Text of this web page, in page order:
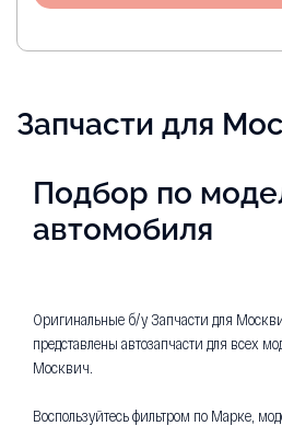
Запчасти для
Подбор по
автомобиля
Оригинальные б/у Запчасти для
представлены автозапчасти для всех
Москвич.
Воспользуйтесь фильтром по Марке,